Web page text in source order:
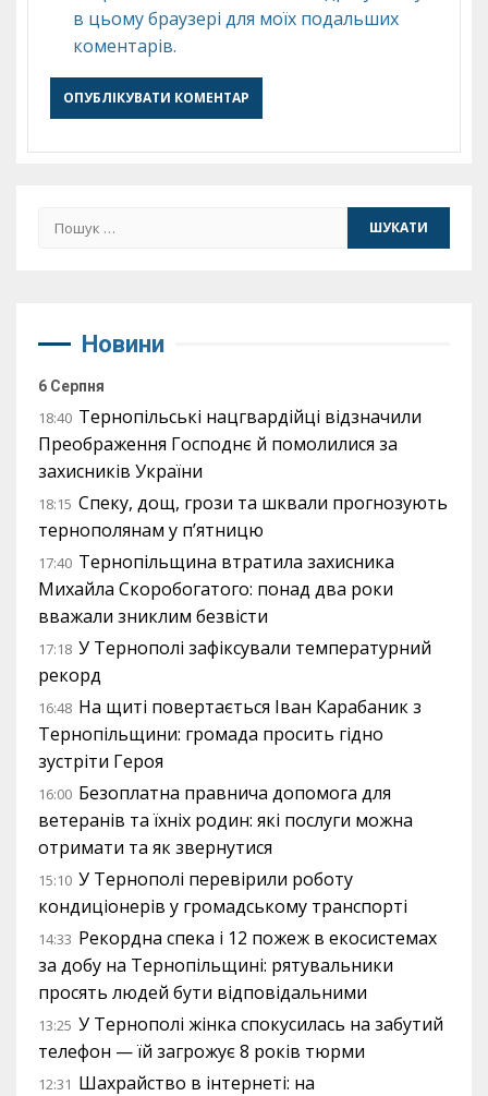
в цьому браузері для моїх подальших
коментарів.
Пошук:
Новини
6 Серпня
18:40 Тернопільські нацгвардійці відзначили
Преображення Господнє й помолилися за
захисників України
18:15 Спеку, дощ, грози та шквали прогнозують
тернополянам у п’ятницю
17:40 Тернопільщина втратила захисника
Михайла Скоробогатого: понад два роки
вважали зниклим безвісти
17:18 У Тернополі зафіксували температурний
рекорд
16:48 На щиті повертається Іван Карабаник з
Тернопільщини: громада просить гідно
зустріти Героя
16:00 Безоплатна правнича допомога для
ветеранів та їхніх родин: які послуги можна
отримати та як звернутися
15:10 У Тернополі перевірили роботу
кондиціонерів у громадському транспорті
14:33 Рекордна спека і 12 пожеж в екосистемах
за добу на Тернопільщині: рятувальники
просять людей бути відповідальними
13:25 У Тернополі жінка спокусилась на забутий
телефон — їй загрожує 8 років тюрми
12:31 Шахрайство в інтернеті: на